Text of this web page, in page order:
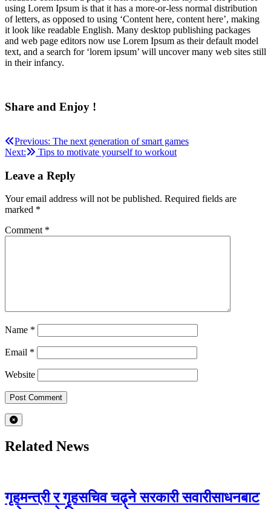
using Lorem Ipsum is that it has a more-or-less normal distribution
of letters, as opposed to using ‘Content here, content here’, making
it look like readable English. Many desktop publishing packages
and web page editors now use Lorem Ipsum as their default model
text, and a search for ‘lorem ipsum’ will uncover many web sites still
in their infancy.
Share and Enjoy !
Post
navigation
Previous: The next generation of smart games
Next:
Tips to motivate yourself to workout
Leave a Reply
Your email address will not be published. Required fields are
marked *
Comment *
Name *
Email *
Website
Related News
गृहमन्त्री र गृहसचिव चढ्ने सरकारी सवारीसाधनबाट